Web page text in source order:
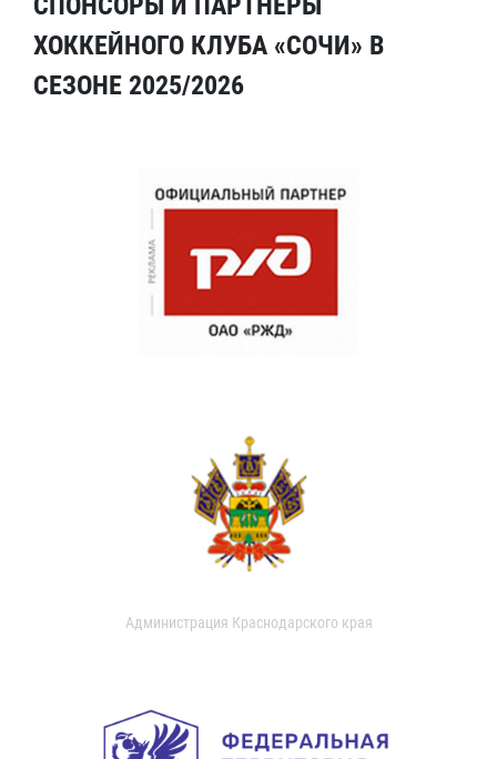
ХОККЕЙНОГО КЛУБА «СОЧИ» В
СЕЗОНЕ 2025/2026
Администрация Краснодарского края